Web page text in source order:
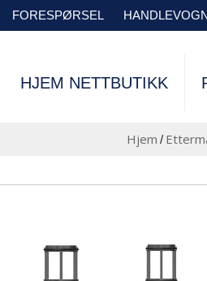
FORESPØRSEL
HJEM NETTBUTIKK
Hjem /